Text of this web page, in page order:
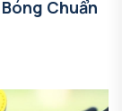
Chuẩn